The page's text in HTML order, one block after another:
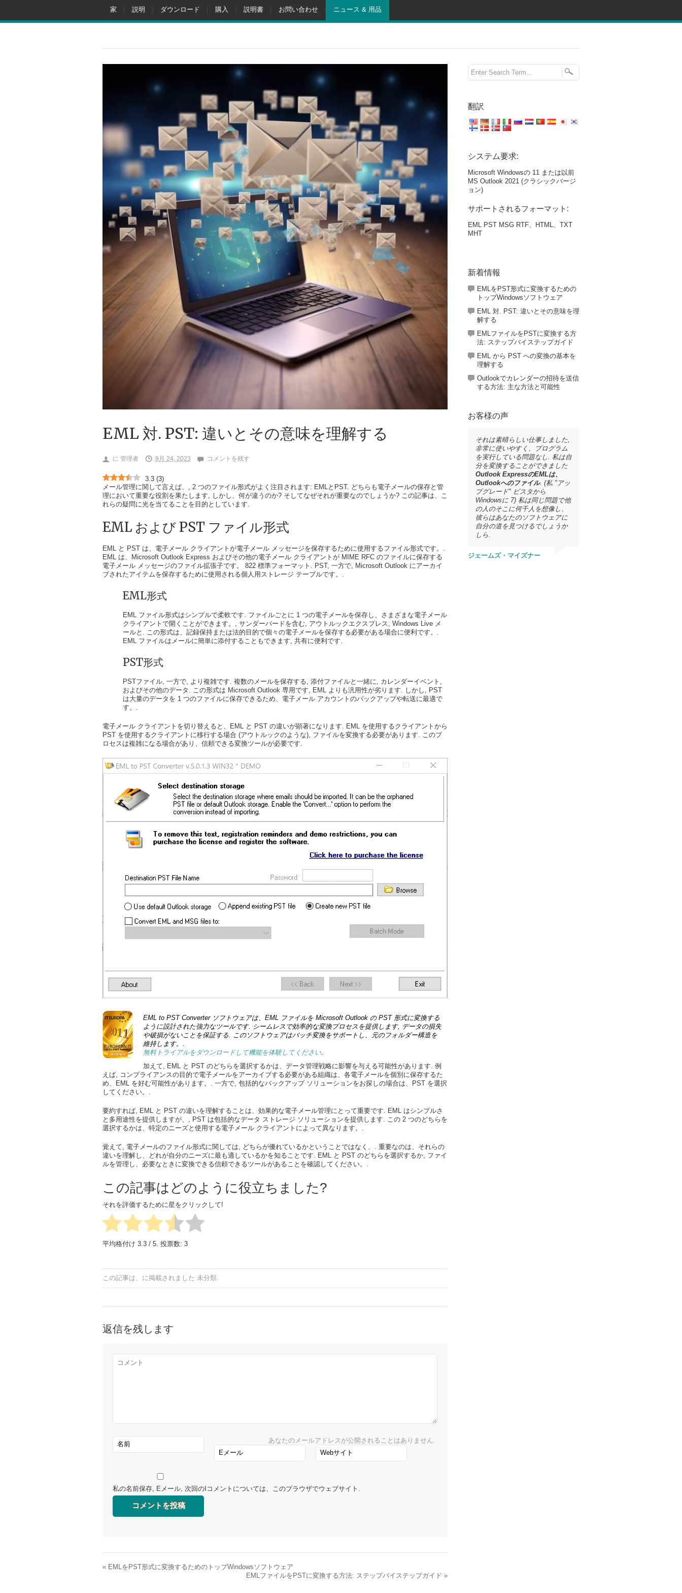
家 説明 ダウンロード 購入 説明書 お問い合わせ ニュース & 用品
EML 対. PST: 違いとその意味を理解する
に 管理者 9月 24, 2023 コメントを残す
3.3 (3)
メール管理に関して言えば、, 2 つのファイル形式がよく注目されます: EMLとPST. どちらも電子メールの保存と管
理において重要な役割を果たします, しかし、何が違うのか? そしてなぜそれが重要なのでしょうか? この記事は、こ
れらの疑問に光を当てることを目的としています.
EML および PST ファイル形式
EML と PST は、電子メール クライアントが電子メール メッセージを保存するために使用するファイル形式です。.
EML は、Microsoft Outlook Express およびその他の電子メール クライアントが MIME RFC のファイルに保存する
電子メール メッセージのファイル拡張子です。 822 標準フォーマット. PST, 一方で, Microsoft Outlook にアーカイ
ブされたアイテムを保存するために使用される個人用ストレージ テーブルです。.
EML形式
EML ファイル形式はシンプルで柔軟です. ファイルごとに 1 つの電子メールを保存し、さまざまな電子メール
クライアントで開くことができます。, サンダーバードを含む, アウトルックエクスプレス, Windows Live メ
ールと. この形式は、記録保持または法的目的で個々の電子メールを保存する必要がある場合に便利です。.
EML ファイルはメールに簡単に添付することもできます, 共有に便利です.
PST形式
PSTファイル, 一方で, より複雑です. 複数のメールを保存する, 添付ファイルと一緒に, カレンダーイベント,
およびその他のデータ. この形式は Microsoft Outlook 専用です, EML よりも汎用性が劣ります. しかし, PST
は大量のデータを 1 つのファイルに保存できるため、電子メール アカウントのバックアップや転送に最適で
す。.
電子メール クライアントを切り替えると、EML と PST の違いが顕著になります. EML を使用するクライアントから
PST を使用するクライアントに移行する場合 (アウトルックのような), ファイルを変換する必要があります. このプ
ロセスは複雑になる場合があり、信頼できる変換ツールが必要です.
EML to PST Converter ソフトウェアは、EML ファイルを Microsoft Outlook の PST 形式に変換する
ように設計された強力なツールです. シームレスで効率的な変換プロセスを提供します, データの損失
や破損がないことを保証する. このソフトウェアはバッチ変換をサポートし、元のフォルダー構造を
維持します。.
無料トライアルをダウンロードして機能を体験してください.
加えて, EML と PST のどちらを選択するかは、データ管理戦略に影響を与える可能性があります. 例
えば, コンプライアンスの目的で電子メールをアーカイブする必要がある組織は、各電子メールを個別に保存するた
め、EML を好む可能性があります。. 一方で, 包括的なバックアップ ソリューションをお探しの場合は、PST を選択
してください。.
要約すれば, EML と PST の違いを理解することは、効果的な電子メール管理にとって重要です. EML はシンプルさ
と多用途性を提供しますが、, PST は包括的なデータ ストレージ ソリューションを提供します. この 2 つのどちらを
選択するかは、特定のニーズと使用する電子メール クライアントによって異なります。.
覚えて, 電子メールのファイル形式に関しては, どちらが優れているかということではなく、. 重要なのは、それらの
違いを理解し、どれが自分のニーズに最も適しているかを知ることです. EML と PST のどちらを選択するか, ファイ
ルを管理し、必要なときに変換できる信頼できるツールがあることを確認してください。.
この記事はどのように役立ちました?
それを評価するために星をクリックして!
平均格付け 3.3 / 5. 投票数: 3
この記事は、に掲載されました 未分類
返信を残します
あなたのメールアドレスが公開されることはありません.
私の名前保存, Eメール, 次回のIコメントについては、このブラウザでウェブサイト.
« EMLをPST形式に変換するためのトップWindowsソフトウェア
EMLファイルをPSTに変換する方法: ステップバイステップガイド »
翻訳
システム要求:
Microsoft Windowsの 11 または以前
MS Outlook 2021 (クラシックバージ
ョン)
サポートされるフォーマット:
EML PST MSG RTF、HTML、TXT
MHT
新着情報
EMLをPST形式に変換するための
トップWindowsソフトウェア
EML 対. PST: 違いとその意味を理
解する
EMLファイルをPSTに変換する方
法: ステップバイステップガイド
EML から PST への変換の基本を
理解する
Outlookでカレンダーの招待を送信
する方法: 主な方法と可能性
お客様の声
それは素晴らしい仕事しました,
非常に使いやすく、プログラム
を実行している問題なし. 私は自
分を変換することができました
Outlook ExpressのEMLは、
Outlookへのファイル. (私 "アッ
プグレード" ビスタから
Windowsに 7) 私は同じ問題で他
の人のそこに何千人を想像し、
彼らはあなたのソフトウェアに
自分の道を見つけるでしょうか
しら.
ジェームズ・マイズナー